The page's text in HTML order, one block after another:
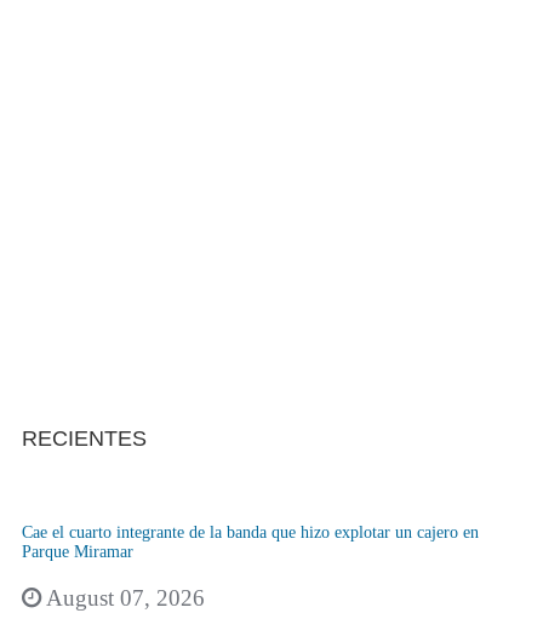
RECIENTES
Cae el cuarto integrante de la banda que hizo explotar un cajero en
Parque Miramar
August 07, 2026